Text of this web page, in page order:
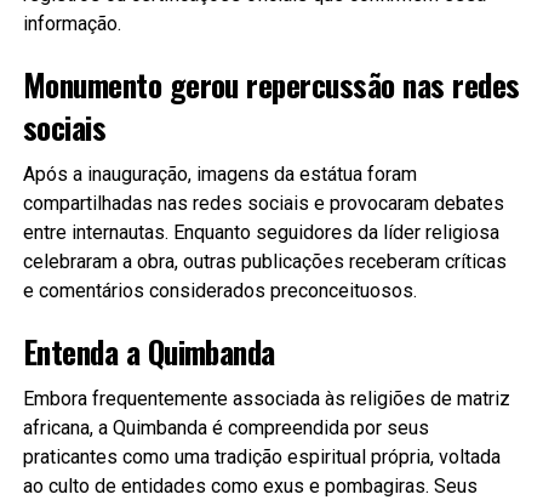
informação.
Monumento gerou repercussão nas redes
sociais
Após a inauguração, imagens da estátua foram
compartilhadas nas redes sociais e provocaram debates
entre internautas. Enquanto seguidores da líder religiosa
celebraram a obra, outras publicações receberam críticas
e comentários considerados preconceituosos.
Entenda a Quimbanda
Embora frequentemente associada às religiões de matriz
africana, a Quimbanda é compreendida por seus
praticantes como uma tradição espiritual própria, voltada
ao culto de entidades como exus e pombagiras. Seus